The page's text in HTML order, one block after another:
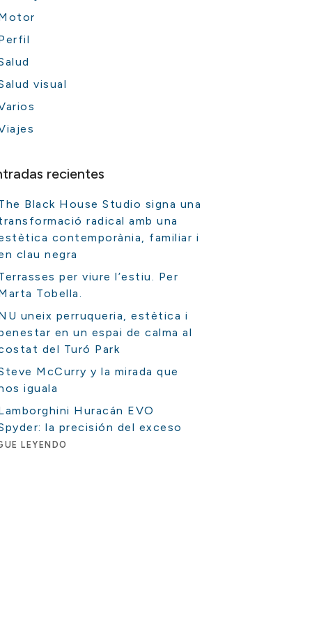
visual
recientes
Black House Studio signa una
radical amb una
contemporània, familiar i
clau negra
per viure l’estiu. Per
Tobella.
uneix perruqueria, estètica i
en un espai de calma al
del Turó Park
McCurry y la mirada que
iguala
Huracán EVO
la precisión del exceso
LEYENDO